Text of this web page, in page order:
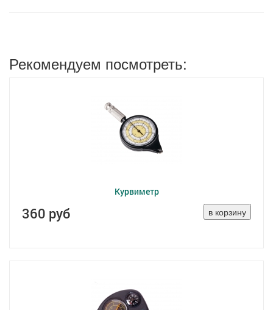
Рекомендуем посмотреть:
Курвиметр
360 руб